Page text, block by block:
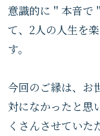
意識的に＂本音で
て、2人の人生を
す。
今回のご縁は、お
対になかったと思
くさんさせていた